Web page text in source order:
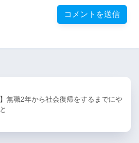
】無職2年から社会復帰をするまでにや